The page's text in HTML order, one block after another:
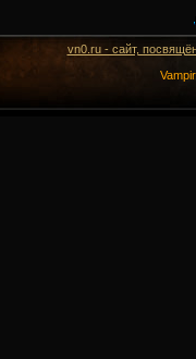
vn0.ru - сайт,